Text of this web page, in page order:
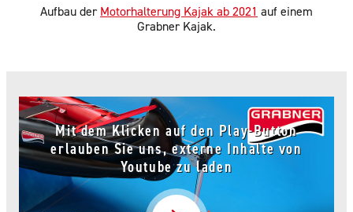
Aufbau derMotorhalterung Kajak ab 2021 auf einem
Grabner Kajak.
Mit dem Klicken auf den Play-Button
erlauben Sie uns, externe Inhalte von
Youtube zu laden
Video abspielen